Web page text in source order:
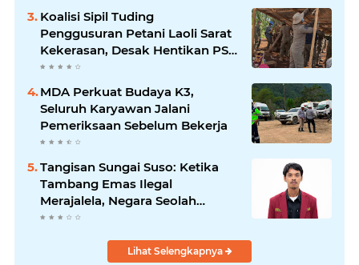
Koalisi Sipil Tuding
Penggusuran Petani Laoli Sarat
Kekerasan, Desak Hentikan PSN
PT IHIP
MDA Perkuat Budaya K3,
Seluruh Karyawan Jalani
Pemeriksaan Sebelum Bekerja
Tangisan Sungai Suso: Ketika
Tambang Emas Ilegal
Merajalela, Negara Seolah
Memilih Diam
Lihat Selengkapnya